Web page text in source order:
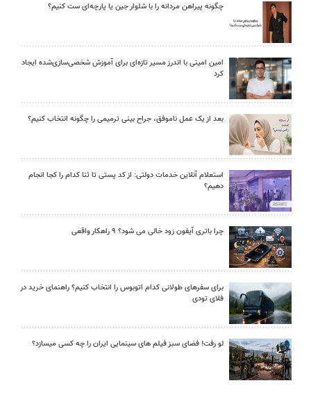
چگونه پیراهن مردانه را با شلوار جین یا پارچه‌ای ست کنیم؟
امین امینی با اندرز مسیر تازه‌ای برای آموزش شخصی‌سازی‌شده ایجاد
کرد
بعد از یک عمل ناموفق، جراح بینی ترمیمی را چگونه انتخاب کنیم؟
استعلام آنلاین خدمات دولتی: از کد پستی تا ثنا کدام را کجا انجام
دهیم؟
چرا باتری آیفون زود خالی می شود؟ ۹ راهکار واقعی
برای سفرهای طولانی کدام اتوبوس را انتخاب کنیم؟ راهنمای خرید در
فلای تودی
لو رفت! فضای سبز فیلم های سینمایی ایران را چه کسی میسازد؟